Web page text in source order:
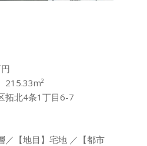
215.33m²
拓北4条1丁目6-7
／【地⽬】宅地 ／【都市